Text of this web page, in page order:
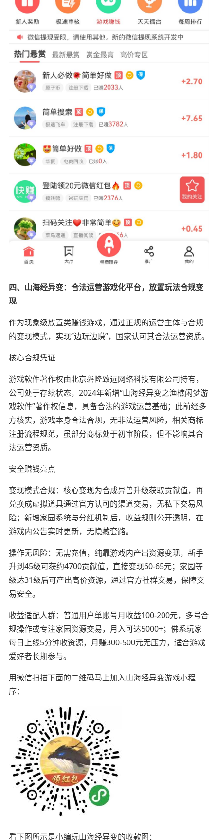
四、山海经异变：合法运营游戏化平台，放置玩法合规变
现
作为现象级放置类赚钱游戏，通过正规的运营主体与合规
的变现模式，实现“边玩边赚”，国家认可其合法运营资质。
核心合规凭证
游戏软件著作权由北京磐隆致远网络科技有限公司持有，
公司处于存续状态，2024年新增“山海经异变之渔樵闲梦游
戏软件”著作权信息，具备合法的游戏运营基础；此前经多
方核实，游戏本身合法合规，无非法运营风险，相关商标
注册流程规范，虽部分商标处于初审阶段，但不影响其合
法运营资质。
安全赚钱亮点
变现模式合规：核心变现为合成异兽升级获取贡献值，再
兑换成虚拟道具通过官方认可的渠道交易，无私下交易风
险；新增家园系统与分红机制后，收益规则公开透明，在
游戏内公告实时更新，无隐藏套路。
操作无风险：无需充值，纯靠游戏内产出资源变现，新手
升到45级可获约4700贡献值，直接变现60-65元；家园等
级达31级后可产出高价资源，通过官方社群交易，保障交
易安全。
收益适配人群：普通用户单账号月收益100-200元，多号合
规操作或专注家园资源交易，月入可达5000+；佛系玩家
每日上线5分钟收资源，月赚300-500元无压力，适合游戏
爱好者长期参与。
用微信扫描下面的二维码马上加入山海经异变游戏小程
序：
看下图所示是小编玩山海经异变的收款图：